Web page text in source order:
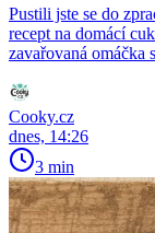
Pustili jste se do
recept na domácí
zavařovaná omáčka
Cooky.cz
dnes, 14:26
3 min